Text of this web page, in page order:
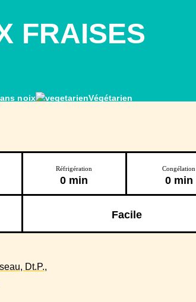
FRAISES
noix Végétarien
Réfrigération
0 min
Congélation
0 min
Facile
Dt.P.,